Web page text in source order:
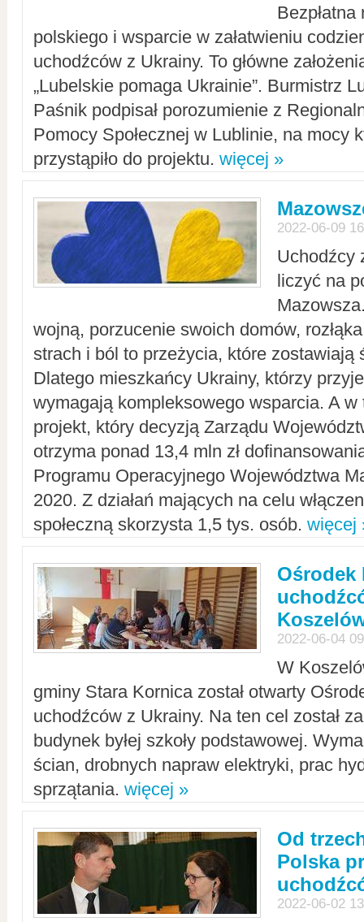
polskiego i wsparcie w załatwieniu
uchodźców z Ukrainy. To główne
„Lubelskie pomaga Ukrainie”. Burmistrz
Paśnik podpisał porozumienie z
Pomocy Społecznej w Lublinie, na mocy
przystąpiło do projektu. więcej »
2022-06-09
Uchodźcy
liczyć na
wojną, porzucenie swoich domów,
strach i ból to przeżycia, które zostawiają
Dlatego mieszkańcy Ukrainy, którzy
wymagają kompleksowego wsparcia. A w
projekt, który decyzją Zarządu
otrzyma ponad 13,4 mln zł
Programu Operacyjnego Województwa
2020. Z działań mających na celu
społeczną skorzysta 1,5 tys. osób. więcej
Ośrodek
2022-06-04
W
gminy Stara Kornica został otwarty
uchodźców z Ukrainy. Na ten cel został
budynek byłej szkoły podstawowej.
ścian, drobnych napraw elektryki, prac
sprzątania. więcej »
Od
Polska
2022-06-02